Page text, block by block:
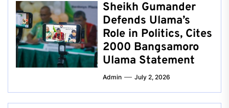
Sheikh Gumander
Defends Ulama’s
Role in Politics, Cites
2000 Bangsamoro
Ulama Statement
Admin July 2, 2026